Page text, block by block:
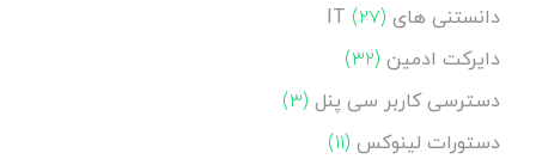
دانستنی های IT (۲۷)
دایرکت ادمین (۳۲)
دسترسی کاربر سی پنل (۳)
دستورات لینوکس (۱۱)